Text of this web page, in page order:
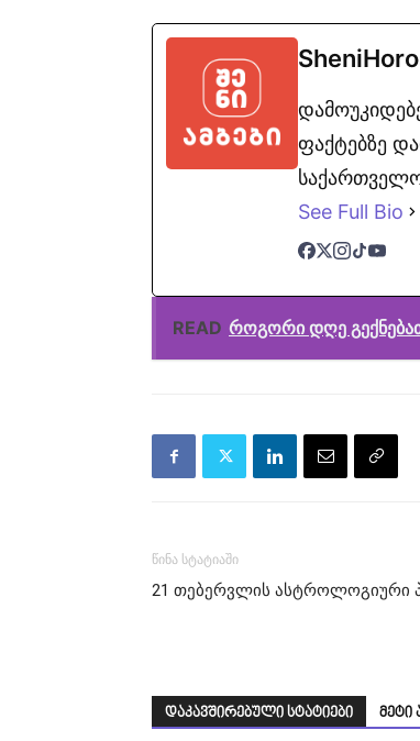
ფაქტებზე
See Full Bio
READ როგორი დღე
წინა სტატიაში
21 თებერვლის ასტროლოგიური
დაკავშირებული სტატიები მეტი